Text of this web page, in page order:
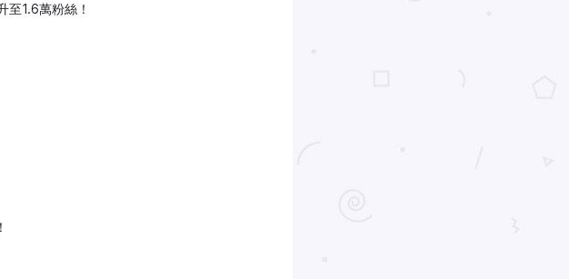
至1.6萬粉絲！